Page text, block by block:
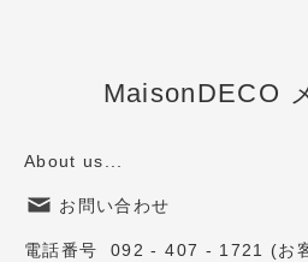
MaisonDECO
About us...
お問い合わせ
電話番号 092 - 407 - 1721 (お